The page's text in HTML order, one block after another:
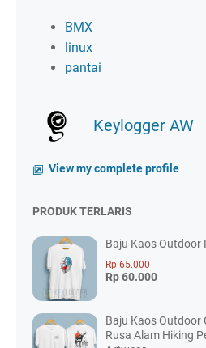
BMX
linux
pantai
Keylogger AW
View my complete profile
PRODUK TERLARIS
Baju Kaos Outdoor
Rp 65.000
Rp 60.000
Baju Kaos Outdoor
Rusa Alam Hiking